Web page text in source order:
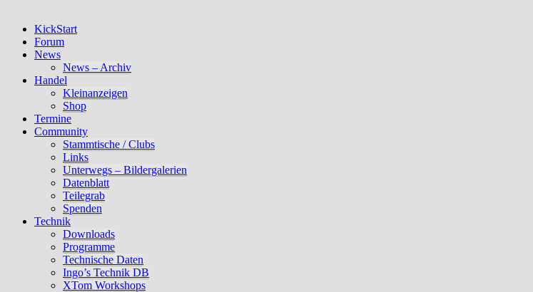
KickStart
Forum
News
News – Archiv
Handel
Kleinanzeigen
Shop
Termine
Community
Stammtische / Clubs
Links
Unterwegs – Bildergalerien
Datenblatt
Teilegrab
Spenden
Technik
Downloads
Programme
Technische Daten
Ingo’s Technik DB
XTom Workshops